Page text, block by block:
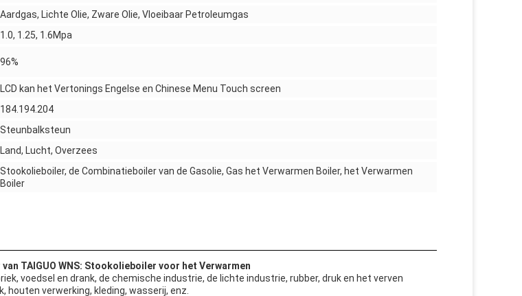
Aardgas, Lichte Olie, Zware Olie, Vloeibaar Petroleumgas
1.0, 1.25, 1.6Mpa
96%
LCD kan het Vertonings Engelse en Chinese Menu Touch screen
184.194.204
Steunbalksteun
Land, Lucht, Overzees
Stookolieboiler, de Combinatieboiler van de Gasolie, Gas het Verwarmen Boiler, het Verwarmen
Boiler
TAIGUO WNS: Stookolieboiler voor het Verwarmen
voedsel en drank, de chemische industrie, de lichte industrie, rubber, druk en het verven
houten verwerking, kleding, wasserij, enz.